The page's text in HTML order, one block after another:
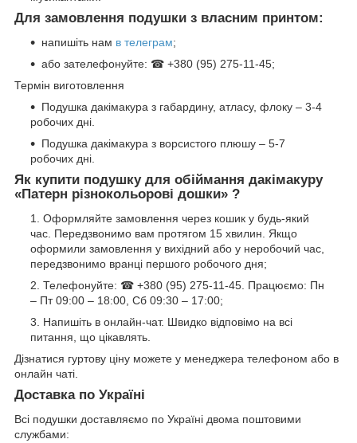
Для замовлення подушки з власним принтом:
напишіть нам в телеграм;
або зателефонуйте: ☎ +380 (95) 275-11-45;
Термін виготовлення
Подушка дакімакура з габардину, атласу, флоку – 3-4
робочих дні.
Подушка дакімакура з ворсистого плюшу – 5-7
робочих дні.
Як купити подушку для обіймання дакімакуру
«Патерн різнокольорові дошки» ?
Оформляйте замовлення через кошик у будь-який
час. Передзвонимо вам протягом 15 хвилин. Якщо
оформили замовлення у вихідний або у неробочий час,
передзвонимо вранці першого робочого дня;
Телефонуйте: ☎ +380 (95) 275-11-45. Працюємо: Пн
– Пт 09:00 – 18:00, Сб 09:30 – 17:00;
Напишіть в онлайн-чат. Швидко відповімо на всі
питання, що цікавлять.
Дізнатися гуртову ціну можете у менеджера телефоном або в
онлайн чаті.
Доставка по Україні
Всі подушки доставляємо по Україні двома поштовими
службами: